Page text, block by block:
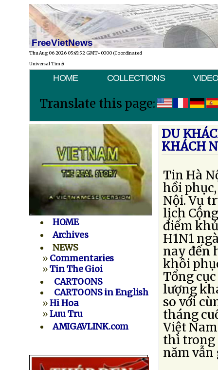
FreeVietNews
Thu Aug 06 2026 05:45:52 GMT+0000 (Coordinated
Universal Time)
HOME COLLECTIONS
Translate this page:
HOME
Archives
NEWS
» Commentaries
»Tin The Gioi
CARTOONS
CARTOONS in English
»Hi Hoa
»Luu Tru
AMIGAVLINK.com
DU
KHÁCH
Tin Hà
hồi
Nội. Vụ
lịch
điểm
H1N1
nay đến
khôi
Tổng
lượng
so với
tháng
Việt
thì trong
năm vẫn